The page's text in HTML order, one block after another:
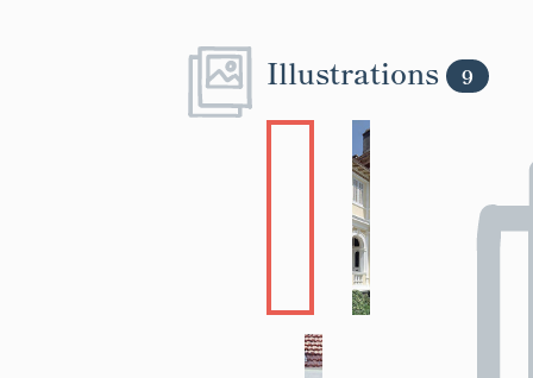
Illustrations 9